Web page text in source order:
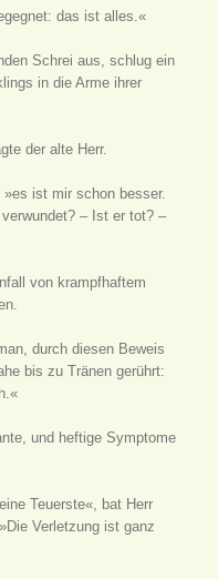
das ist alles.«
Schrei aus, schlug ein
in die Arme ihrer
der alte Herr.
ist mir schon besser.
– Ist er tot? –
von krampfhaftem
durch diesen Beweis
bis zu Tränen gerührt:
und heftige Symptome
Teuerste«, bat Herr
Verletzung ist ganz